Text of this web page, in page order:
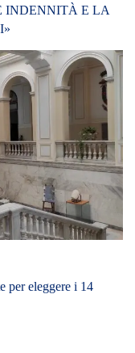
INDENNITÀ E LA
per eleggere i 14